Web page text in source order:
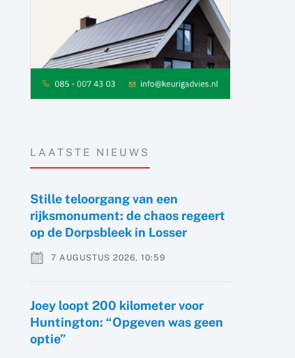
LAATSTE NIEUWS
Stille teloorgang van een
rijksmonument: de chaos regeert
op de Dorpsbleek in Losser
7 AUGUSTUS 2026, 10:59
Joey loopt 200 kilometer voor
Huntington: “Opgeven was geen
optie”